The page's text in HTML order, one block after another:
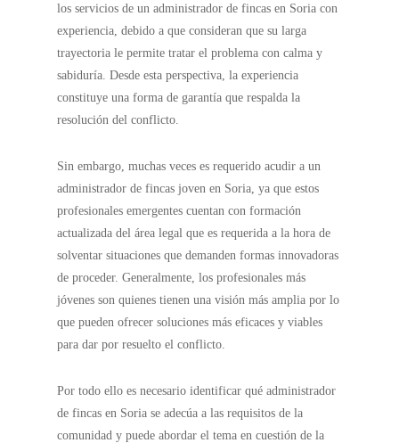
los servicios de un administrador de fincas en Soria con
experiencia, debido a que consideran que su larga
trayectoria le permite tratar el problema con calma y
sabiduría. Desde esta perspectiva, la experiencia
constituye una forma de garantía que respalda la
resolución del conflicto.
Sin embargo, muchas veces es requerido acudir a un
administrador de fincas joven en Soria, ya que estos
profesionales emergentes cuentan con formación
actualizada del área legal que es requerida a la hora de
solventar situaciones que demanden formas innovadoras
de proceder. Generalmente, los profesionales más
jóvenes son quienes tienen una visión más amplia por lo
que pueden ofrecer soluciones más eficaces y viables
para dar por resuelto el conflicto.
Por todo ello es necesario identificar qué administrador
de fincas en Soria se adecúa a las requisitos de la
comunidad y puede abordar el tema en cuestión de la